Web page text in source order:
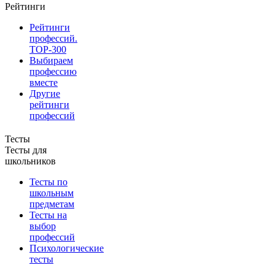
Рейтинги
Рейтинги
профессий.
TOP-300
Выбираем
профессию
вместе
Другие
рейтинги
профессий
Тесты
Тесты для
школьников
Тесты по
школьным
предметам
Тесты на
выбор
профессий
Психологические
тесты